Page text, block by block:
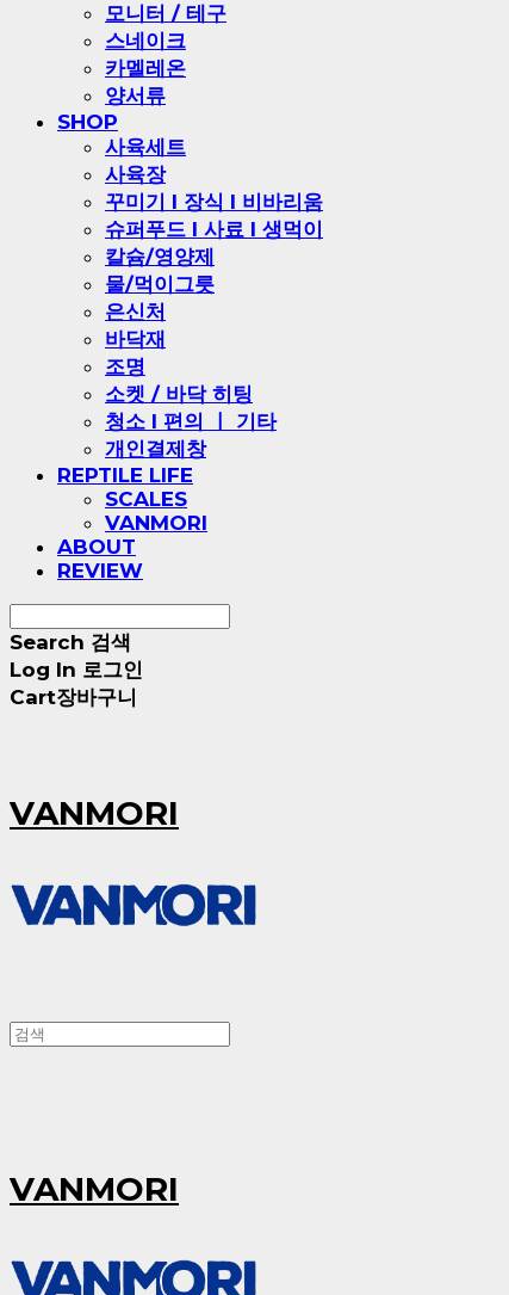
모니터 / 테구
스네이크
카멜레온
양서류
SHOP
사육세트
사육장
꾸미기 l 장식 l 비바리움
슈퍼푸드 l 사료 l 생먹이
칼슘/영양제
물/먹이그릇
은신처
바닥재
조명
소켓 / 바닥 히팅
청소 l 편의 ㅣ 기타
개인결제창
REPTILE LIFE
SCALES
VANMORI
ABOUT
REVIEW
Search 검색
Log In 로그인
Cart장바구니
VANMORI
VANMORI